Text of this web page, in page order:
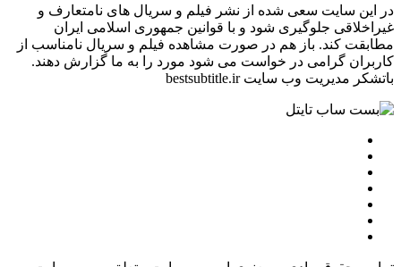
در این سایت سعی شده از نشر فیلم و سریال های نامتعارف و
غیراخلاقی جلوگیری شود و با قوانین جمهوری اسلامی ایران
مطابقت کند. باز هم در صورت مشاهده فیلم و سریال نامناسب از
کاربران گرامی در خواست می شود مورد را به ما گزارش دهند.
باتشکر مدیریت وب سایت bestsubtitle.ir